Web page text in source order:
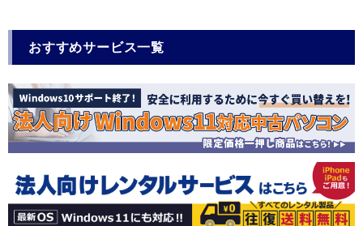
おすすめサービス一覧